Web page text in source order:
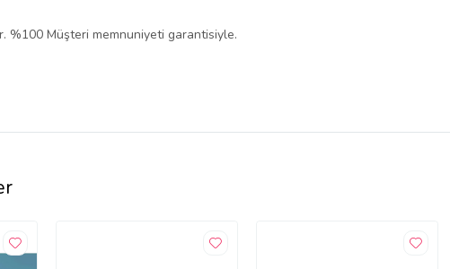
%100 Müşteri memnuniyeti garantisiyle.